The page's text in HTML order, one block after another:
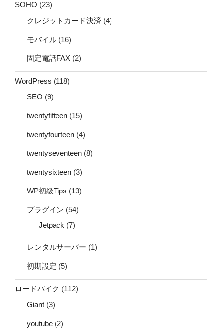
SOHO (23)
クレジットカード決済 (4)
モバイル (16)
固定電話FAX (2)
WordPress (118)
SEO (9)
twentyfifteen (15)
twentyfourteen (4)
twentyseventeen (8)
twentysixteen (3)
WP初級Tips (13)
プラグイン (54)
Jetpack (7)
レンタルサーバー (1)
初期設定 (5)
ロードバイク (112)
Giant (3)
youtube (2)